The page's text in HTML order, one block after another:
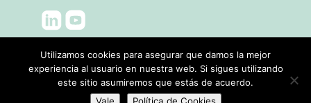
Utilizamos cookies para asegurar que damos la mejor
experiencia al usuario en nuestra web. Si sigues utilizando
este sitio asumiremos que estás de acuerdo.